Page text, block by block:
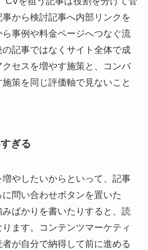
から検討記事へ内部リンクを
事例や料金ページへつなぐ流
記事ではなくサイト全体で成
セスを増やす施策と、コンバ
策を同じ評価軸で見ないこと
ぎる
やしたいからといって、記事
問い合わせボタンを置いた
みばかりを書いたりすると、読
ます。コンテンツマーケティ
が自分で納得して前に進める